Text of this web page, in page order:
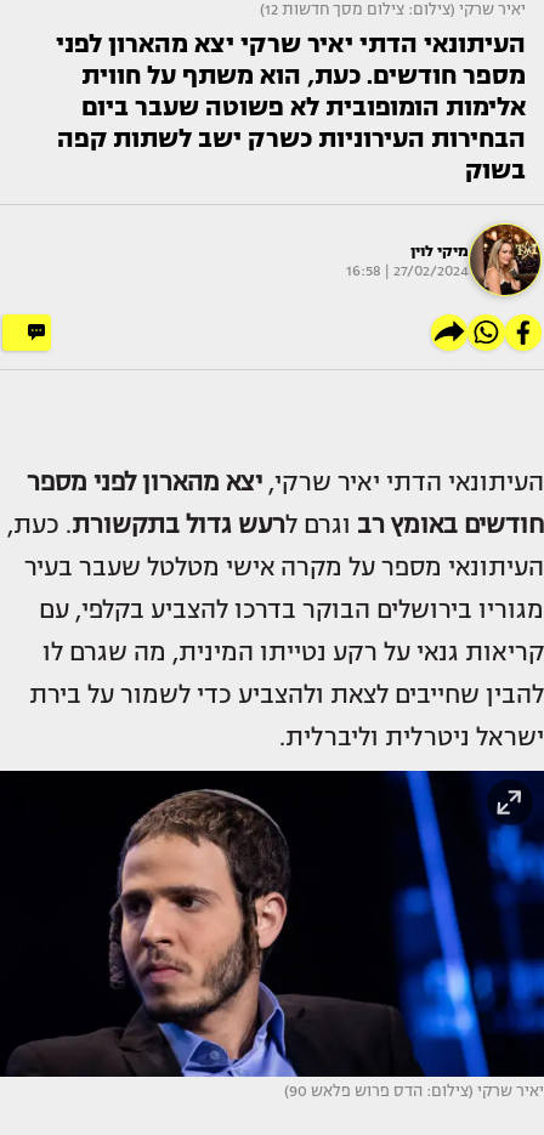
יאיר שרקי (צילום: צילום מסך חדשות 12)
העיתונאי הדתי יאיר שרקי יצא מהארון לפני
מספר חודשים. כעת, הוא משתף על חווית
אלימות הומופובית לא פשוטה שעבר ביום
הבחירות העירוניות כשרק ישב לשתות קפה
בשוק
מיקי לוין
27/02/2024 | 16:58
העיתונאי הדתי יאיר שרקי, יצא מהארון לפני מספר
חודשים באומץ רב וגרם לרעש גדול בתקשורת. כעת,
העיתונאי מספר על מקרה אישי מטלטל שעבר בעיר
מגוריו בירושלים הבוקר בדרכו להצביע בקלפי, עם
קריאות גנאי על רקע נטייתו המינית, מה שגרם לו
להבין שחייבים לצאת ולהצביע כדי לשמור על בירת
ישראל ניטרלית וליברלית.
יאיר שרקי (צילום: הדס פרוש פלאש 90)